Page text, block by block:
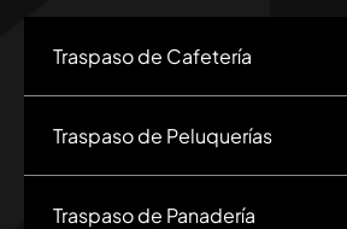
Traspaso de Cafetería
Traspaso de Peluquerías
Traspaso de Panadería